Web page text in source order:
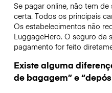
Se pagar online, não tem
certa. Todos os principais
Os estabelecimentos não
LuggageHero. O seguro da
pagamento for feito
Existe alguma
de bagagem” e